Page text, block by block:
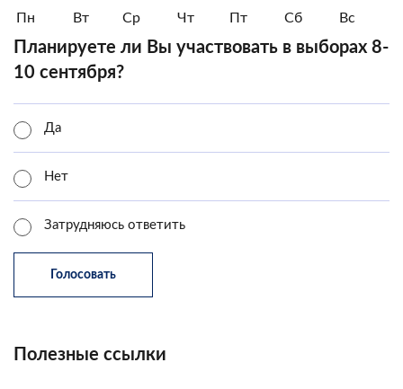
Пн Вт Ср Чт Пт Сб Вс
Планируете ли Вы участвовать в выборах 8-
10 сентября?
Да
Нет
Затрудняюсь ответить
Полезные ссылки